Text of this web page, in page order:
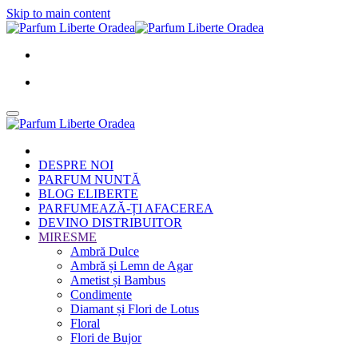
Skip to main content
DESPRE NOI
PARFUM NUNTĂ
BLOG ELIBERTE
PARFUMEAZĂ-ȚI AFACEREA
DEVINO DISTRIBUITOR
MIRESME
Ambră Dulce
Ambră și Lemn de Agar
Ametist și Bambus
Condimente
Diamant și Flori de Lotus
Floral
Flori de Bujor